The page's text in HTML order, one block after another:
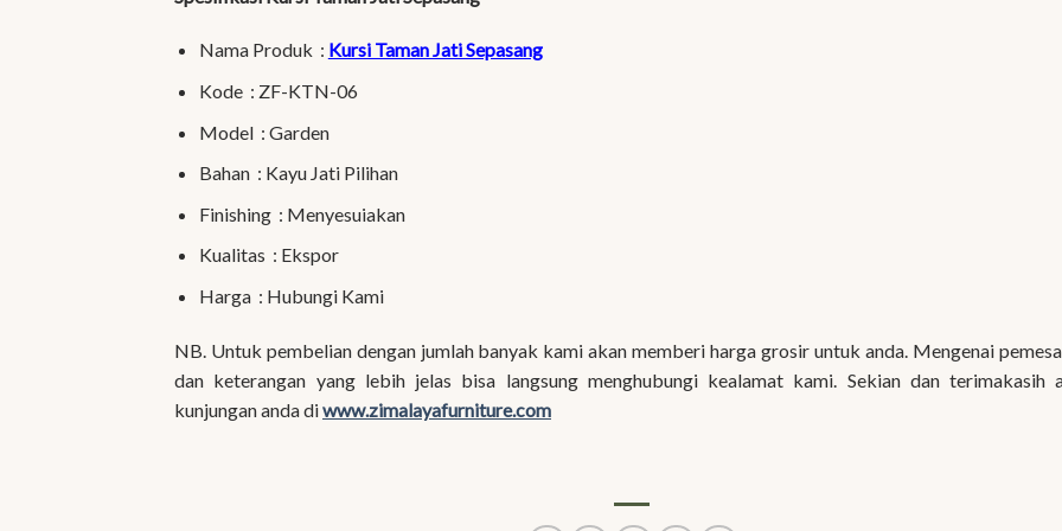
Nama Produk : Kursi Taman Jati Sepasang
Kode : ZF-KTN-06
Model : Garden
Bahan : Kayu Jati Pilihan
Finishing : Menyesuiakan
Kualitas : Ekspor
Harga : Hubungi Kami
NB. Untuk pembelian dengan jumlah banyak kami akan memberi harga grosir untuk anda. Mengenai
dan keterangan yang lebih jelas bisa langsung menghubungi kealamat kami. Sekian dan terimakasih
kunjungan anda diwww.zimalayafurniture.com